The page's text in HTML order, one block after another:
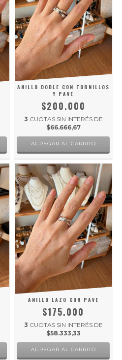
ANILLO DOBLE CON TORNILLOS
Y PAVE
$200.000
3 CUOTAS SIN INTERÉS DE
$66.666,67
AGREGAR AL CARRITO
ANILLO LAZO CON PAVE
$175.000
3 CUOTAS SIN INTERÉS DE
$58.333,33
AGREGAR AL CARRITO